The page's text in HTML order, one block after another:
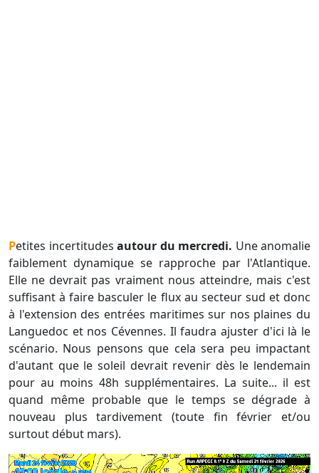
Petites incertitudes autour du mercredi. Une anomalie
faiblement dynamique se rapproche par l'Atlantique.
Elle ne devrait pas vraiment nous atteindre, mais c'est
suffisant à faire basculer le flux au secteur sud et donc
à l'extension des entrées maritimes sur nos plaines du
Languedoc et nos Cévennes. Il faudra ajuster d'ici là le
scénario. Nous pensons que cela sera peu impactant
d'autant que le soleil devrait revenir dès le lendemain
pour au moins 48h supplémentaires. La suite... il est
quand même probable que le temps se dégrade à
nouveau plus tardivement (toute fin février et/ou
surtout début mars).